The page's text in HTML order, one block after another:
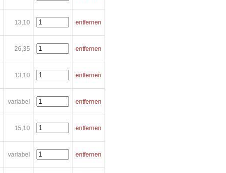
13,10 entfernen
26,35 entfernen
13,10 entfernen
variabel entfernen
15,10 entfernen
variabel entfernen